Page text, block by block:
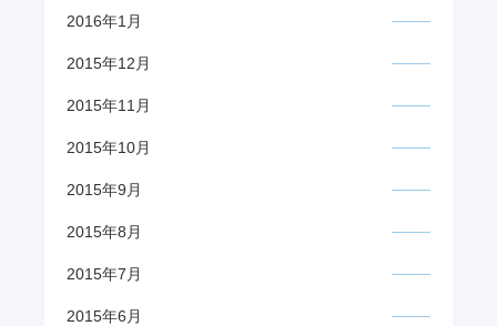
2016年1月
2015年12月
2015年11月
2015年10月
2015年9月
2015年8月
2015年7月
2015年6月